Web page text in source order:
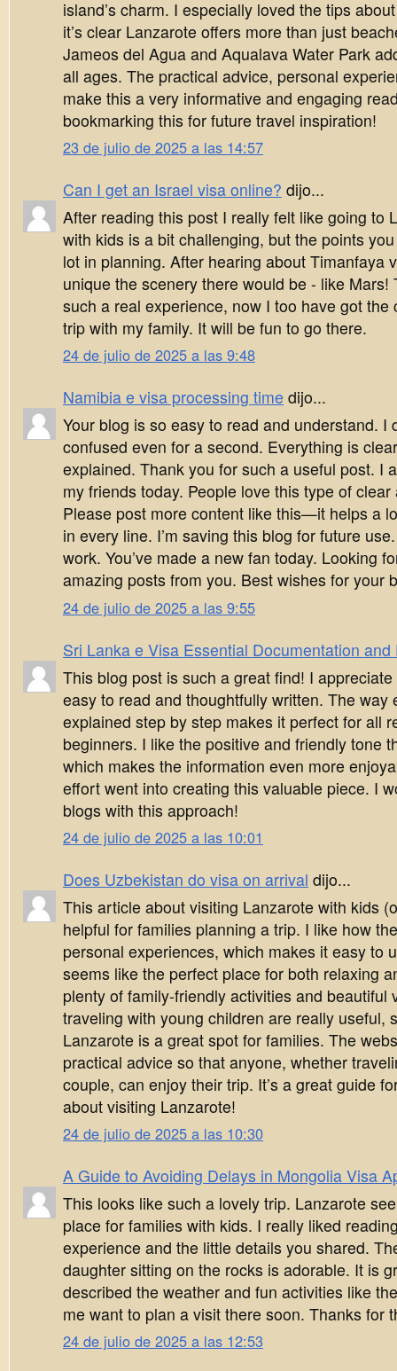
island’s charm. I especially loved the tips
it’s clear Lanzarote offers more than just
Jameos del Agua and Aqualava Water Park
all ages. The practical advice, personal
make this a very informative and engaging
bookmarking this for future travel inspiration!
23 de julio de 2025 a las 14:57
Can I get an Israel visa online? dijo...
After reading this post I really felt like going to
with kids is a bit challenging, but the points
lot in planning. After hearing about Timanfaya
unique the scenery there would be - like Mars!
such a real experience, now I too have got the
trip with my family. It will be fun to go there.
24 de julio de 2025 a las 9:48
Namibia e visa processing time dijo...
Your blog is so easy to read and understand. I
confused even for a second. Everything is
explained. Thank you for such a useful post. I
my friends today. People love this type of
Please post more content like this—it helps a
in every line. I’m saving this blog for future
work. You’ve made a new fan today. Looking
amazing posts from you. Best wishes for your
24 de julio de 2025 a las 9:55
Sri Lanka e Visa Essential Documentation and
This blog post is such a great find! I
easy to read and thoughtfully written. The way
explained step by step makes it perfect for all
beginners. I like the positive and friendly tone
which makes the information even more
effort went into creating this valuable piece. I
blogs with this approach!
24 de julio de 2025 a las 10:01
Does Uzbekistan do visa on arrival dijo...
This article about visiting Lanzarote with kids
helpful for families planning a trip. I like how
personal experiences, which makes it easy to
seems like the perfect place for both relaxing
plenty of family-friendly activities and beautiful
traveling with young children are really useful,
Lanzarote is a great spot for families. The
practical advice so that anyone, whether
couple, can enjoy their trip. It’s a great guide
about visiting Lanzarote!
24 de julio de 2025 a las 10:30
A Guide to Avoiding Delays in Mongolia Visa
This looks like such a lovely trip. Lanzarote
place for families with kids. I really liked
experience and the little details you shared.
daughter sitting on the rocks is adorable. It is
described the weather and fun activities like
me want to plan a visit there soon. Thanks for
24 de julio de 2025 a las 12:53